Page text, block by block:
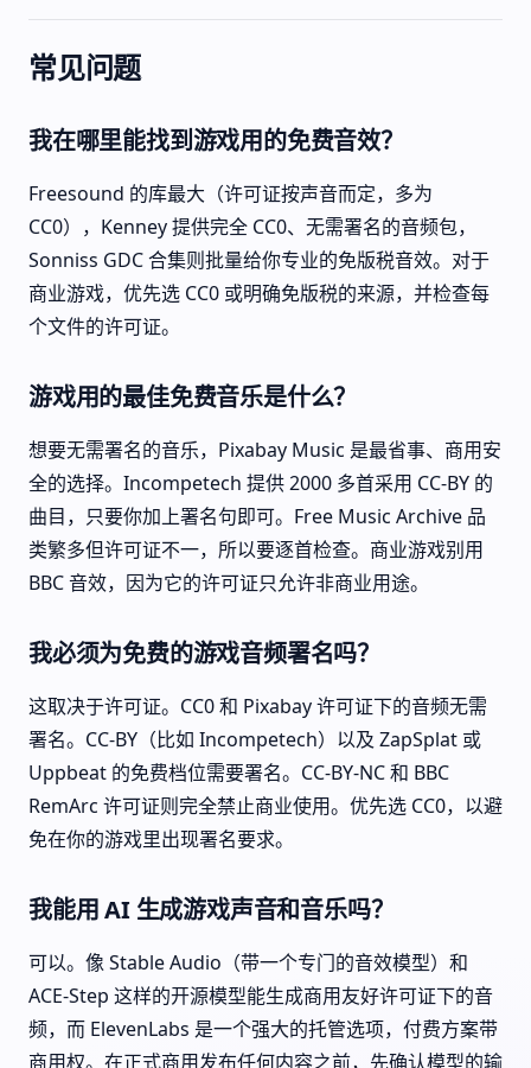
常见问题
我在哪里能找到游戏用的免费音效？
Freesound 的库最大（许可证按声音而定，多为
CC0），Kenney 提供完全 CC0、无需署名的音频包，
Sonniss GDC 合集则批量给你专业的免版税音效。对于
商业游戏，优先选 CC0 或明确免版税的来源，并检查每
个文件的许可证。
游戏用的最佳免费音乐是什么？
想要无需署名的音乐，Pixabay Music 是最省事、商用安
全的选择。Incompetech 提供 2000 多首采用 CC-BY 的
曲目，只要你加上署名句即可。Free Music Archive 品
类繁多但许可证不一，所以要逐首检查。商业游戏别用
BBC 音效，因为它的许可证只允许非商业用途。
我必须为免费的游戏音频署名吗？
这取决于许可证。CC0 和 Pixabay 许可证下的音频无需
署名。CC-BY（比如 Incompetech）以及 ZapSplat 或
Uppbeat 的免费档位需要署名。CC-BY-NC 和 BBC
RemArc 许可证则完全禁止商业使用。优先选 CC0，以避
免在你的游戏里出现署名要求。
我能用 AI 生成游戏声音和音乐吗？
可以。像 Stable Audio（带一个专门的音效模型）和
ACE-Step 这样的开源模型能生成商用友好许可证下的音
频，而 ElevenLabs 是一个强大的托管选项，付费方案带
商用权。在正式商用发布任何内容之前，先确认模型的输